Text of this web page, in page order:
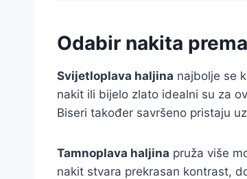
Odabir nakita
Svijetloplava haljina najbolje se
nakit ili bijelo zlato idealni su za
Biseri također savršeno pristaju
Tamnoplava haljina pruža više
nakit stvara prekrasan kontrast,